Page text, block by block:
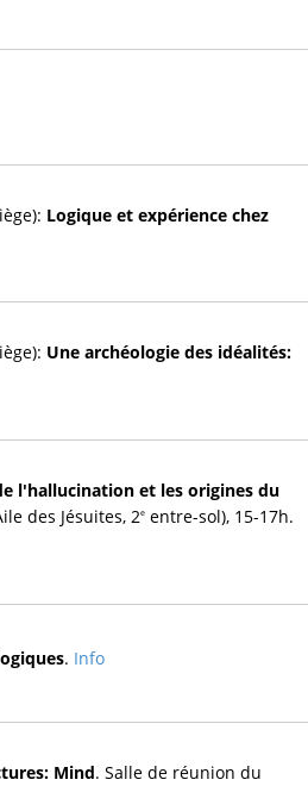
Logique et expérience chez
Une archéologie des idéalités:
l'hallucination et les origines du
des Jésuites, 2e entre-sol), 15-17h.
. Info
Mind. Salle de réunion du